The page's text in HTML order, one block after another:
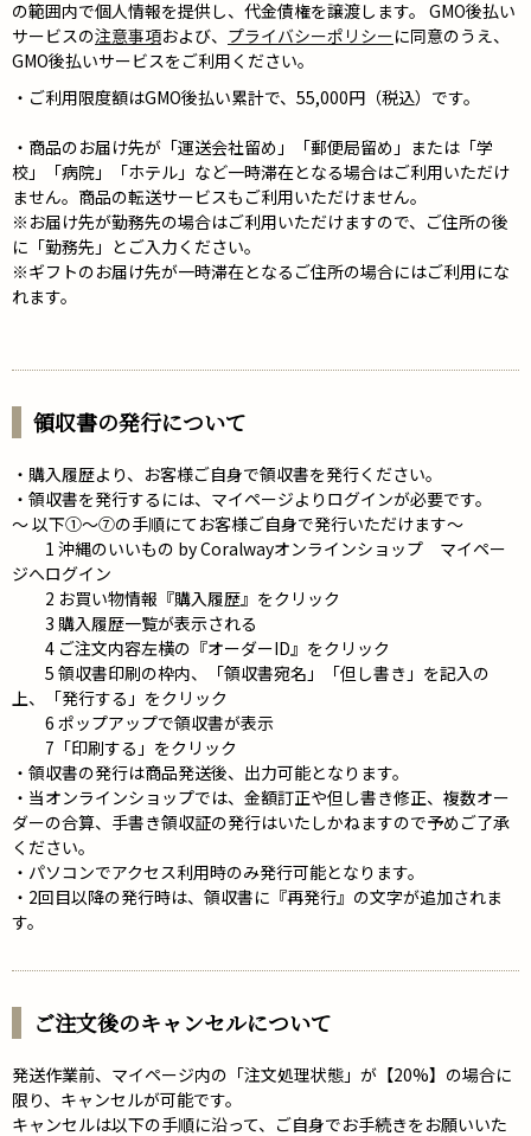
の範囲内で個人情報を提供し、代金債権を譲渡します。 GMO後払い
サービスの注意事項および、 プライバシーポリシーに同意のうえ、
GMO後払いサービスをご利用ください。
・ご利用限度額はGMO後払い累計で、55,000円（税込）です。
・商品のお届け先が「運送会社留め」「郵便局留め」または「学
校」「病院」「ホテル」など一時滞在となる場合はご利用いただけ
ません。商品の転送サービスもご利用いただけません。
※お届け先が勤務先の場合はご利用いただけますので、ご住所の後
に「勤務先」とご入力ください。
※ギフトのお届け先が一時滞在となるご住所の場合にはご利用にな
れます。
領収書の発行について
・購入履歴より、お客様ご自身で領収書を発行ください。
・領収書を発行するには、マイページよりログインが必要です。
～ 以下①～⑦の手順にてお客様ご自身で発行いただけます～
1 沖縄のいいもの by Coralwayオンラインショップ マイペー
ジへログイン
2 お買い物情報『購入履歴』をクリック
3 購入履歴一覧が表示される
4 ご注文内容左横の『オーダーID』をクリック
5 領収書印刷の枠内、「領収書宛名」「但し書き」を記入の
上、「発行する」をクリック
6 ポップアップで領収書が表示
7「印刷する」をクリック
・領収書の発行は商品発送後、出力可能となります。
・当オンラインショップでは、金額訂正や但し書き修正、複数オー
ダーの合算、手書き領収証の発行はいたしかねますので予めご了承
ください。
・パソコンでアクセス利用時のみ発行可能となります。
・2回目以降の発行時は、領収書に『再発行』の文字が追加されま
す。
ご注文後のキャンセルについて
発送作業前、マイページ内の「注文処理状態」が【20%】の場合に
限り、キャンセルが可能です。
キャンセルは以下の手順に沿って、ご自身でお手続きをお願いいた